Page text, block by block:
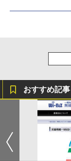
おすすめ記事